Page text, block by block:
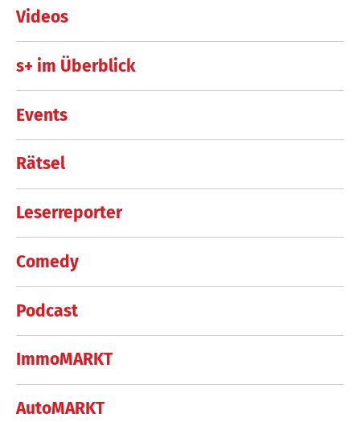
Videos
s+ im Überblick
Events
Rätsel
Leserreporter
Comedy
Podcast
ImmoMARKT
AutoMARKT